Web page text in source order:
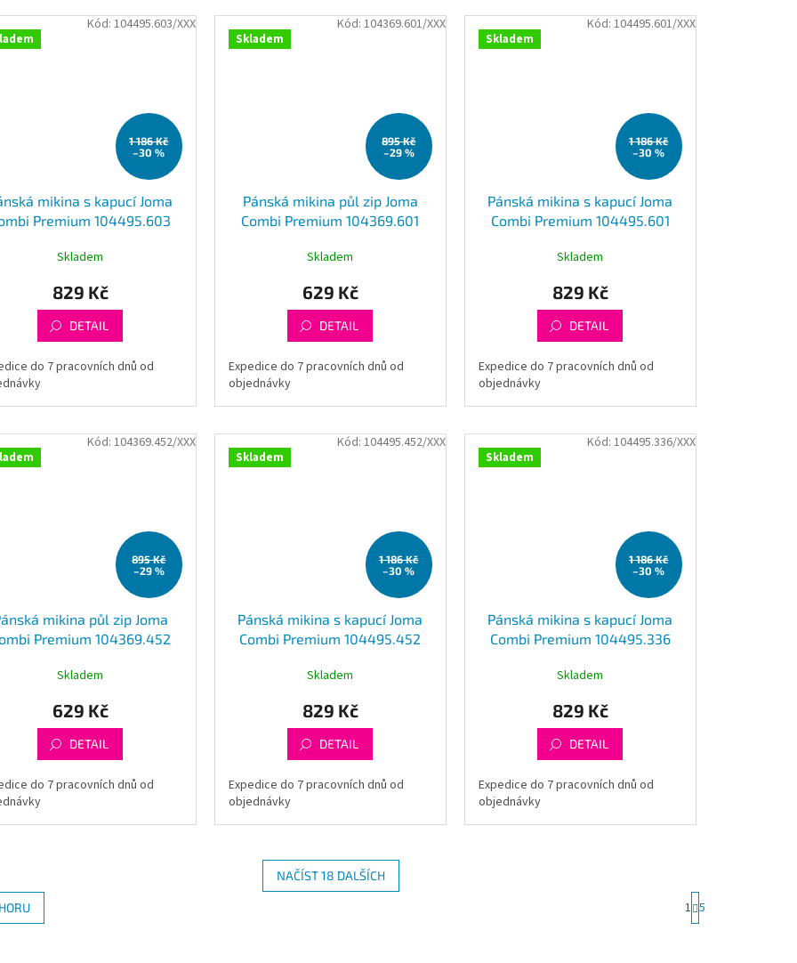
1 186 Kč
–30 %
mikina s kapucí Joma
Premium 104495.603
Skladem
829 Kč
DETAIL
do 7 pracovních dnů od
Kód: 104495.603/XXX
Skladem
895 Kč
–29 %
Pánská mikina půl zip Joma
Combi Premium 104369.601
Skladem
629 Kč
DETAIL
Expedice do 7 pracovních dnů od
objednávky
Kód: 104369.601/XXX
Skladem
1 186 Kč
–30 %
Pánská mikina s kapucí Joma
Combi Premium 104495.601
Skladem
829 Kč
DETAIL
Expedice do 7 pracovních dnů od
objednávky
Kód: 104495.601/XXX
895 Kč
–29 %
mikina půl zip Joma
Premium 104369.452
Skladem
629 Kč
DETAIL
do 7 pracovních dnů od
Kód: 104369.452/XXX
Skladem
1 186 Kč
–30 %
Pánská mikina s kapucí Joma
Combi Premium 104495.452
Skladem
829 Kč
DETAIL
Expedice do 7 pracovních dnů od
objednávky
Kód: 104495.452/XXX
Skladem
1 186 Kč
–30 %
Pánská mikina s kapucí Joma
Combi Premium 104495.336
Skladem
829 Kč
DETAIL
Expedice do 7 pracovních dnů od
objednávky
Kód: 104495.336/XXX
NAČÍST 18 DALŠÍCH
t
1 5